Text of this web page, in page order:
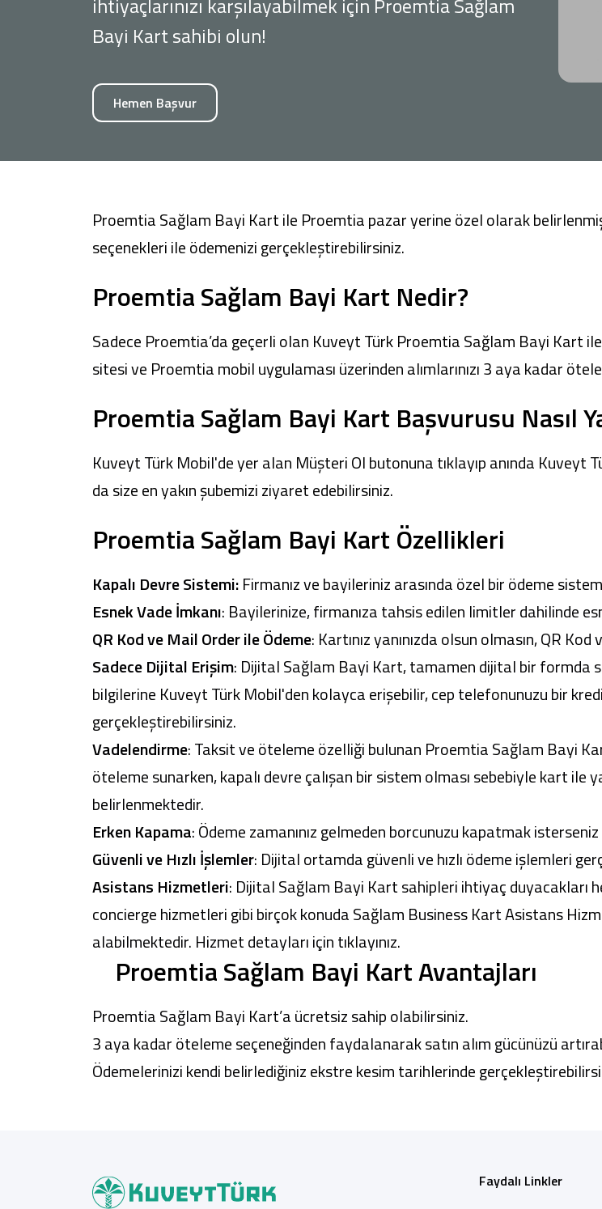
Sağlam Kart
Araç Finansmanı
Konut Finansmanı Leasing
Bayi Kart sahibi olun!
Hemen Başvur
Proemtia Sağlam Bayi Kart ile Proemtia pazar yerine özel olarak
seçenekleri ile ödemenizi gerçekleştirebilirsiniz.
Proemtia Sağlam Bayi Kart Nedir?
Sadece Proemtia’da geçerli olan Kuveyt Türk Proemtia Sağlam Bayi Kart
sitesive Proemtia mobil uygulaması üzerinden alımlarınızı 3 aya kadar
Proemtia Sağlam Bayi Kart Başvurusu Nasıl
Kuveyt Türk Mobil'deyer alan Müşteri Ol butonuna tıklayıp anında
da size en yakın şubemizi ziyaret edebilirsiniz.
Proemtia Sağlam Bayi Kart Özellikleri
Kapalı Devre Sistemi:Firmanız ve bayileriniz arasında özel bir ödeme
Esnek Vade İmkanı: Bayilerinize, firmanıza tahsis edilen limitler dahilinde
QR Kod ve Mail Order ile Ödeme: Kartınız yanınızda olsun olmasın, QR
Sadece Dijital Erişim: Dijital Sağlam Bayi Kart, tamamen dijital bir formda
bilgilerine Kuveyt Türk Mobil'den kolayca erişebilir, cep telefonunuzu bir
gerçekleştirebilirsiniz.
Vadelendirme: Taksit ve öteleme özelliği bulunan Proemtia Sağlam Bayi
öteleme sunarken, kapalı devre çalışan bir sistem olması sebebiyle kart ile
belirlenmektedir.
Erken Kapama: Ödeme zamanınız gelmeden borcunuzu kapatmak
Güvenli ve Hızlı İşlemler: Dijital ortamda güvenli ve hızlı ödeme işlemleri
Asistans Hizmetleri: Dijital Sağlam Bayi Kart sahipleri ihtiyaç duyacakları
concierge hizmetleri gibi birçok konuda Sağlam Business Kart Asistans
alabilmektedir. Hizmet detayları için tıklayınız.
Proemtia Sağlam Bayi Kart Avantajları
Proemtia Sağlam Bayi Kart’a ücretsiz sahip olabilirsiniz.
3 aya kadar öteleme seçeneğinden faydalanarak satın alım gücünüzü
Ödemelerinizi kendi belirlediğiniz ekstre kesim tarihlerinde
Faydalı Linkler